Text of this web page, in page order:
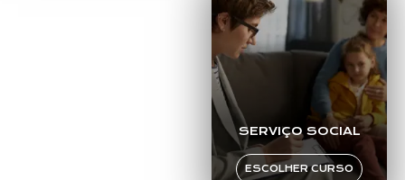
SERVIÇO SOCIAL
ESCOLHER CURSO